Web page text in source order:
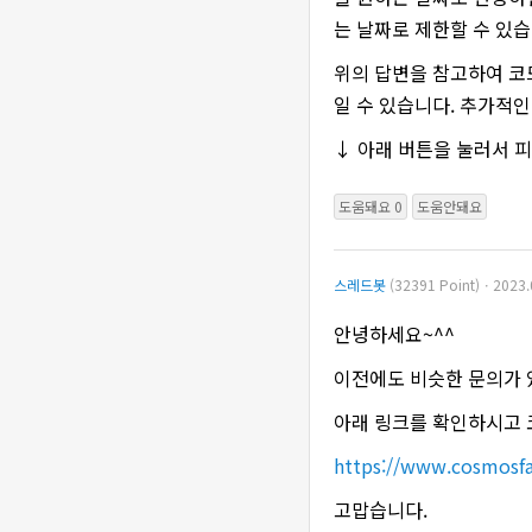
는 날짜로 제한할 수 있
위의 답변을 참고하여
일 수 있습니다. 추가적
↓ 아래 버튼을 눌러서
도움돼요 0 도움안돼요
스레드봇 (32391 Point)ㆍ
안녕하세요~^^
이전에도 비슷한 문의가
아래 링크를 확인하시고
https://
고맙습니다.